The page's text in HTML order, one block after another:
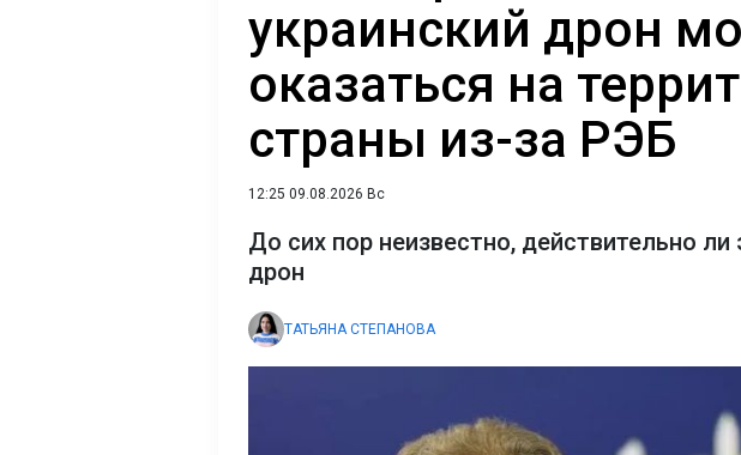
украинский дрон
оказаться на
страны из-за РЭБ
12:25 09.08.2026 Вс
До сих пор неизвестно, действительно ли
дрон
ТАТЬЯНА СТЕПАНОВА